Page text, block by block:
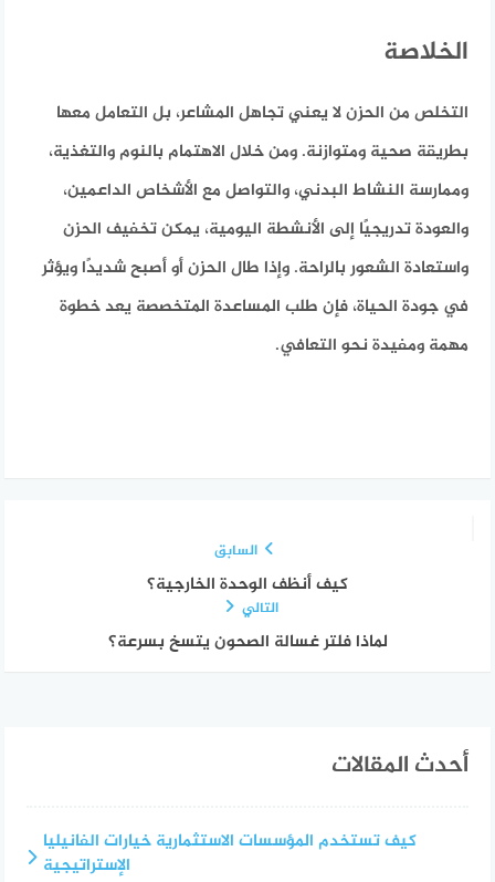
الخلاصة
التخلص من الحزن لا يعني تجاهل المشاعر، بل التعامل معها
بطريقة صحية ومتوازنة. ومن خلال الاهتمام بالنوم والتغذية،
وممارسة النشاط البدني، والتواصل مع الأشخاص الداعمين،
والعودة تدريجيًا إلى الأنشطة اليومية، يمكن تخفيف الحزن
واستعادة الشعور بالراحة. وإذا طال الحزن أو أصبح شديدًا ويؤثر
في جودة الحياة، فإن طلب المساعدة المتخصصة يعد خطوة
مهمة ومفيدة نحو التعافي.
السابق
كيف أنظف الوحدة الخارجية؟
التالي
لماذا فلتر غسالة الصحون يتسخ بسرعة؟
أحدث المقالات
كيف تستخدم المؤسسات الاستثمارية خيارات الفانيليا
الإستراتيجية